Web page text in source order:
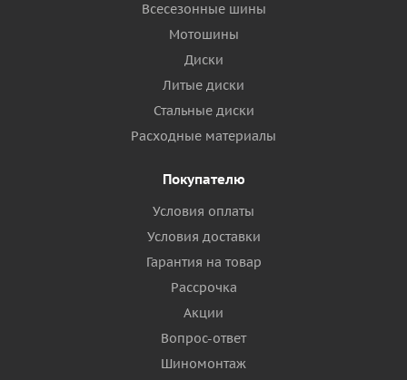
Всесезонные шины
Мотошины
Диски
Литые диски
Стальные диски
Расходные материалы
Покупателю
Условия оплаты
Условия доставки
Гарантия на товар
Рассрочка
Акции
Вопрос-ответ
Шиномонтаж